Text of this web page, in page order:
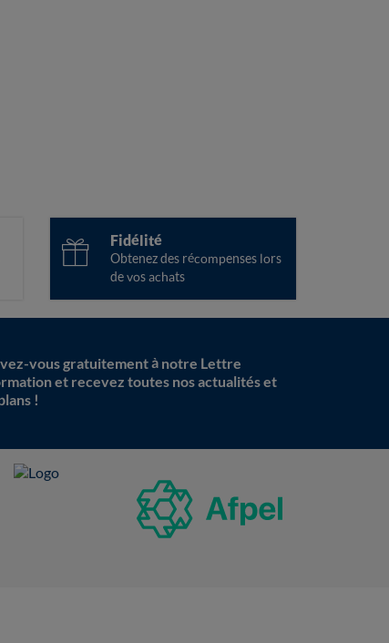
Fidélité
Obtenez des récompenses lors
de vos achats
vous gratuitement à notre Lettre
et recevez toutes nos actualités et
!